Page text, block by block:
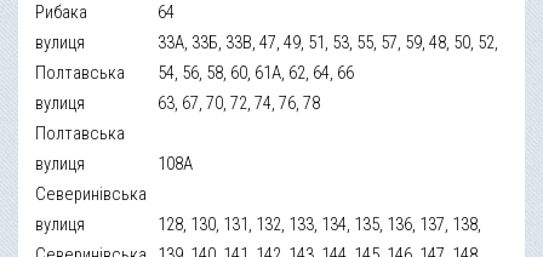
Рибака
64
вулиця
Полтавська
33А, 33Б, 33В, 47, 49, 51, 53, 55, 57, 59, 48, 50, 52,
54, 56, 58, 60, 61А, 62, 64, 66
вулиця
Полтавська
63, 67, 70, 72, 74, 76, 78
вулиця
Северинівська
108А
вулиця
128, 130, 131, 132, 133, 134, 135, 136, 137, 138,